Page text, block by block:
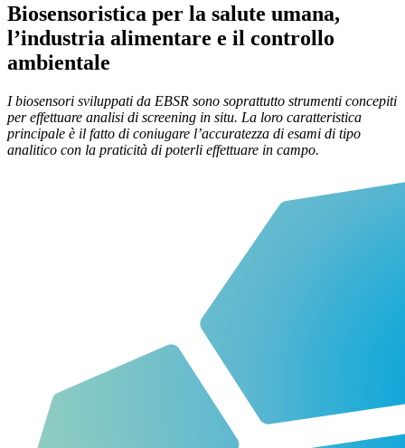
Biosensoristica per la salute umana,
l’industria alimentare e il controllo
ambientale
I biosensori sviluppati da EBSR sono soprattutto strumenti concepiti
per effettuare analisi di screening in situ. La loro caratteristica
principale è il fatto di coniugare l’accuratezza di esami di tipo
analitico con la praticità di poterli effettuare in campo.